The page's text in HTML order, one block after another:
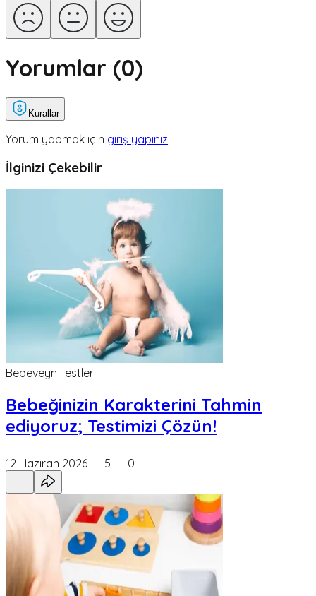
Yorumlar (0)
Kurallar
Yorum yapmak için giriş yapınız
İlginizi Çekebilir
Bebeveyn Testleri
Bebeğinizin Karakterini Tahmin
ediyoruz; Testimizi Çözün!
12 Haziran 2026 5 0